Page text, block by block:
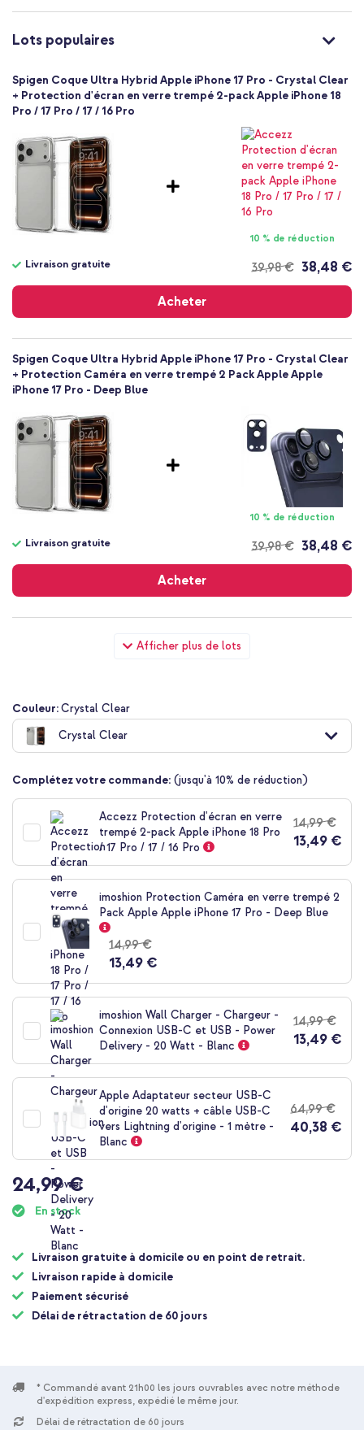
Couleur:Crystal Clear
Crystal Clear
Complétez votre commande: (jusqu'à 10% de réduction)
Accezz Protection d'écran en verre
trempé 2-pack Apple iPhone 18 Pro
/ 17 Pro / 17 / 16 Pro
14,99 €
13,49 €
imoshion Protection Caméra en verre trempé 2
Pack Apple Apple iPhone 17 Pro - Deep Blue
14,99 €
13,49 €
imoshion Wall Charger - Chargeur -
Connexion USB-C et USB - Power
Delivery - 20 Watt - Blanc
14,99 €
13,49 €
Apple Adaptateur secteur USB-C
d'origine 20 watts + câble USB-C
vers Lightning d'origine - 1 mètre -
Blanc
64,99 €
40,38 €
24,99 €
En stock
Livraison gratuite à domicile ou en point de retrait.
Livraison rapide à domicile
Paiement sécurisé
Délai de rétractation de 60 jours
8800283314748
Spigen
Transparent
Plastique
Apple
Arrière & latérale
100
Lots populaires
Afficher plus de lots
Spigen Coque Ultra Hybrid Apple iPhone 17 Pro - Crystal Clear
+ Protection d'écran en verre trempé 2-pack Apple iPhone 18
Pro / 17 Pro / 17 / 16 Pro
10 % de réduction
39,98 €
Livraison gratuite 38,48 €
Acheter
gratuite
Spigen Coque Ultra Hybrid Apple iPhone 17 Pro - Crystal Clear
+ Protection Caméra en verre trempé 2 Pack Apple Apple
iPhone 17 Pro - Deep Blue
10 % de réduction
39,98 €
Livraison gratuite 38,48 €
Acheter
gratuite
Spigen Coque Ultra Hybrid Apple iPhone 17 Pro - Crystal Clear
+ Wall Charger - Chargeur - Connexion USB-C et USB - Power
10 % de réduction
39,98 €
Livraison gratuite 38,48 €
Livraison
gratuite
Spigen Coque Ultra Hybrid Apple iPhone 17 Pro - Crystal Clear
+ Adaptateur secteur USB-C d'origine 20 watts + câble USB-C
vers Lightning d'origine - 1 mètre - Blanc
24,99 €
Livraison gratuite
Acheter
gratuite
* Commandé avant 21h00 les jours ouvrables avec notre méthode
d'expédition express, expédié le même jour.
Délai de rétractation de 60 jours